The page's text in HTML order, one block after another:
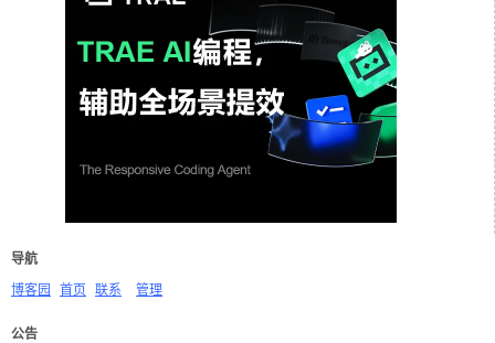
导航
博客园 首页 联系 管理
公告